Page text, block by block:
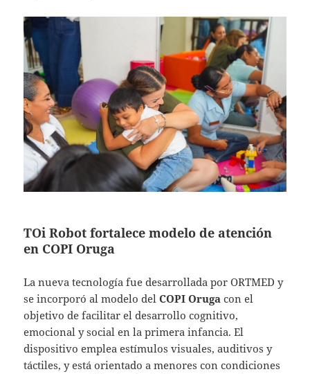
TOi Robot fortalece modelo de atención
en COPI Oruga
La nueva tecnología fue desarrollada por ORTMED y
se incorporó al modelo delCOPI Oruga con el
objetivo de facilitar el desarrollo cognitivo,
emocional y social en la primera infancia. El
dispositivo emplea estímulos visuales, auditivos y
táctiles, y está orientado a menores con condiciones